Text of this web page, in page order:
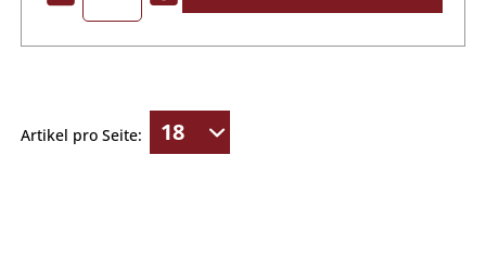
Artikel pro Seite: